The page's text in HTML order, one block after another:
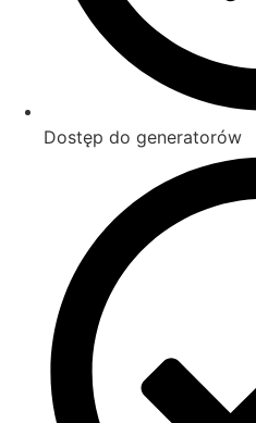
Dostęp do generatorów